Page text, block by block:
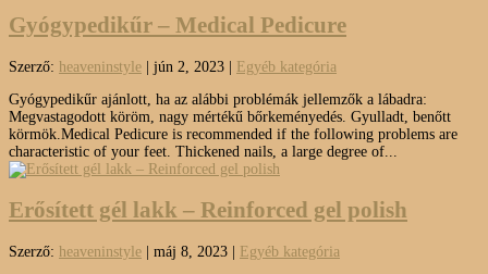
Gyógypedikűr – Medical Pedicure
Szerző: heaveninstyle | jún 2, 2023 | Egyéb kategória
Gyógypedikűr ajánlott, ha az alábbi problémák jellemzők a lábadra:
Megvastagodott köröm, nagy mértékű bőrkeményedés. Gyulladt, benőtt
körmök.Medical Pedicure is recommended if the following problems are
characteristic of your feet. Thickened nails, a large degree of...
Erősített gél lakk – Reinforced gel polish
Szerző: heaveninstyle | máj 8, 2023 | Egyéb kategória